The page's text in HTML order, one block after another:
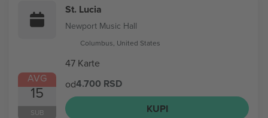
AVG
15
SUB
St. Lucia
Newport Music Hall
Columbus, United States
47 Karte
od4.700 RSD
KUPI